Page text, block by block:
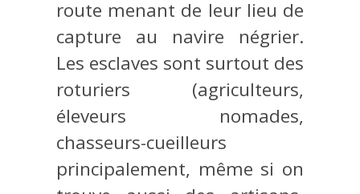
route menant de leur lieu de
capture au navire négrier.
Les esclaves sont surtout des
roturiers (agriculteurs,
éleveurs nomades,
chasseurs-cueilleurs
principalement, même si on